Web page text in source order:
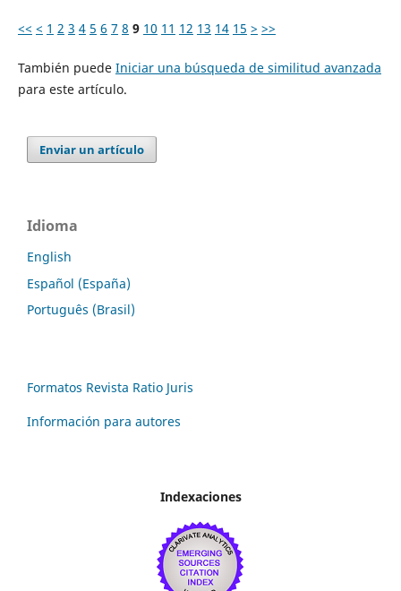
<< < 1 2 3 4 5 6 7 8 9 10 11 12 13 14 15 > >>
También puede Iniciar una búsqueda de similitud avanzada
para este artículo.
Enviar un artículo
Idioma
English
Español (España)
Português (Brasil)
Formatos Revista Ratio Juris
Información para autores
Indexaciones